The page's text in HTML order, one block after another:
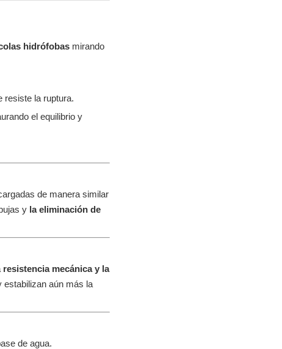
hidrófobas mirando
resiste la ruptura.
el equilibrio y
de manera similar
y la eliminación de
resistencia mecánica y la
estabilizan aún más la
de agua.